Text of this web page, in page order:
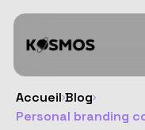
Accueil Blog
Personal branding